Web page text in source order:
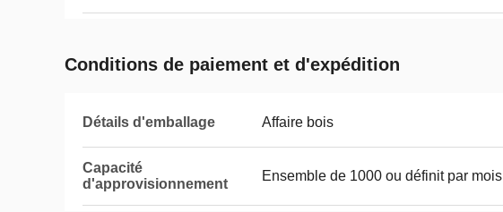
Conditions de paiement et d'expédition
Détails d'emballage Affaire bois
Capacité
d'approvisionnement
Ensemble de 1000 ou définit par mois